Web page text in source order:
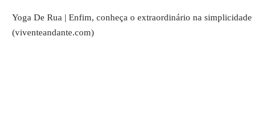
Yoga De Rua | Enfim, conheça o extraordinário na simplicidade
(viventeandante.com)